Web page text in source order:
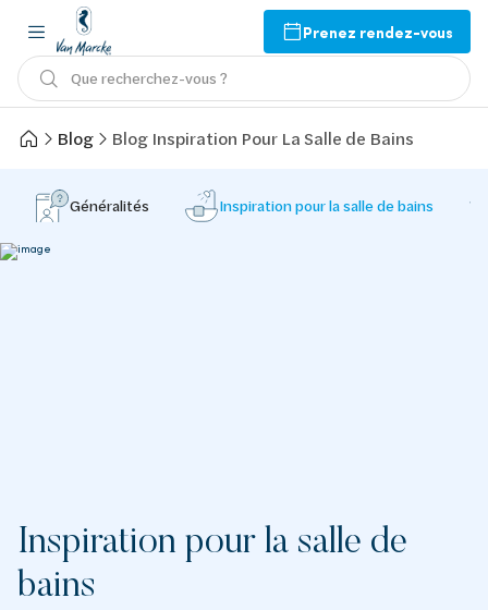
Prenez rendez-vous
Que recherchez-vous ?
Blog Blog Inspiration Pour La Salle de Bains
Généralités Inspiration pour la salle de bains
Inspiration pour la salle de
bains